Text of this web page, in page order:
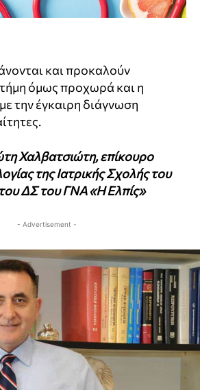
και προκαλούν
όμως προχωρά και η
την έγκαιρη διάγνωση
Χαλβατσιώτη, επίκουρο
της Ιατρικής Σχολής του
ΔΣ του ΓΝΑ «Η Ελπίς»
- Advertisement -